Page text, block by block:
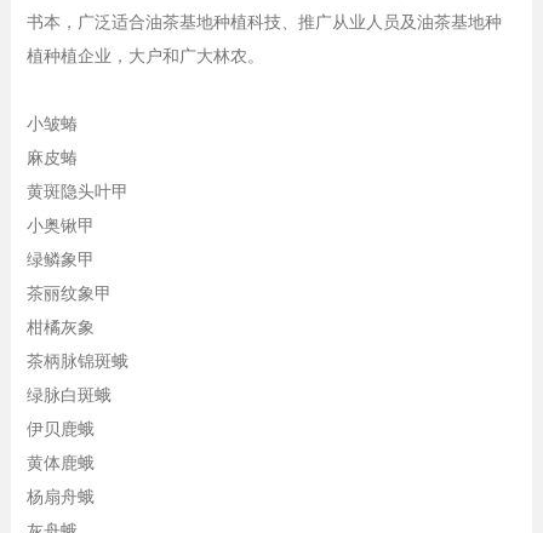
书本，广泛适合油茶基地种植科技、推广从业人员及油茶基地种
植种植企业，大户和广大林农。
小皱蝽
麻皮蝽
黄斑隐头叶甲
小奥锹甲
绿鳞象甲
茶丽纹象甲
柑橘灰象
茶柄脉锦斑蛾
绿脉白斑蛾
伊贝鹿蛾
黄体鹿蛾
杨扇舟蛾